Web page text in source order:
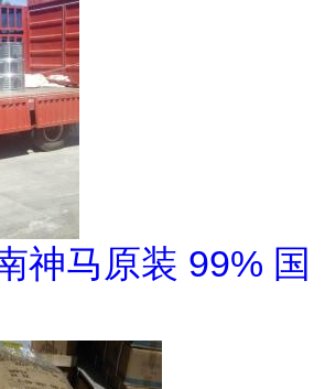
神马原装 99% 国